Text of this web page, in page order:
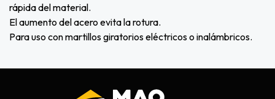
rápida del material.
El aumento del acero evita la rotura.
Para uso con martillos giratorios eléctricos o inalámbricos.